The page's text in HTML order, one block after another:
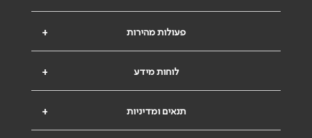
+ פעולות מהירות
+ לוחות מידע
+ תנאים ומדיניות